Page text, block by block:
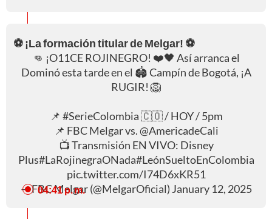
⚽ ¡La formación titular de Melgar! ⚽
👊 ¡O11CE ROJINEGRO! ❤️🖤 Así arranca el
Dominó esta tarde en el 🏟 Campín de Bogotá, ¡A
RUGIR! 🦁
📌 #SerieColombia🇨🇴 / HOY / 5pm
📌 FBC Melgar vs.@AmericadeCali
📺 Transmisión EN VIVO: Disney
Plus#LaRojinegraONada#LeónSueltoEnColombia
pic.twitter.com/I74D6xKR51
— FBC Melgar (@MelgarOficial) January 12, 2025
04:41 p. m.